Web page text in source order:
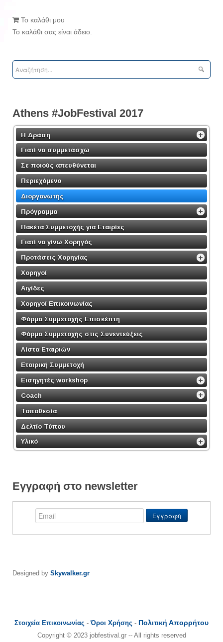
Το καλάθι μου
Το καλάθι σας είναι άδειο.
Athens #JobFestival 2017
Η Δράση
Γιατί να συμμετάσχω
Σε ποιούς απευθύνεται
Περιεχόμενο
Διοργανωτής
Πρόγραμμα
Πακέτα Συμμετοχής για Εταιρίες
Γιατί να γίνω Χορηγός
Προτάσεις Χορηγίας
Χορηγοί
Αιγίδες
Χορηγοί Επικοινωνίας
Φόρμα Συμμετοχής Επισκέπτη
Φόρμα Συμμετοχής στις Συνεντεύξεις
Λίστα Εταιριών
Εταιρική Συμμετοχή
Εισηγητές workshop
Coach
Τοποθεσία
Δελτίο Τύπου
Υλικό
Εγγραφή στο newsletter
Designed by Skywalker.gr
Στοιχεία Επικοινωνίας -Όροι Χρήσης - Πολιτική Απορρήτου
Copyright © 2023 jobfestival.gr -- All rights reserved